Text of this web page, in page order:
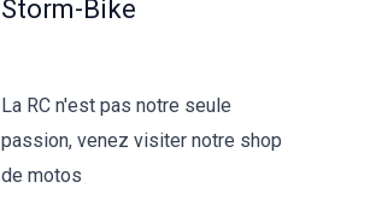
Storm-Bike
La RC n'est pas notre seule
passion, venez visiter notre shop
de motos